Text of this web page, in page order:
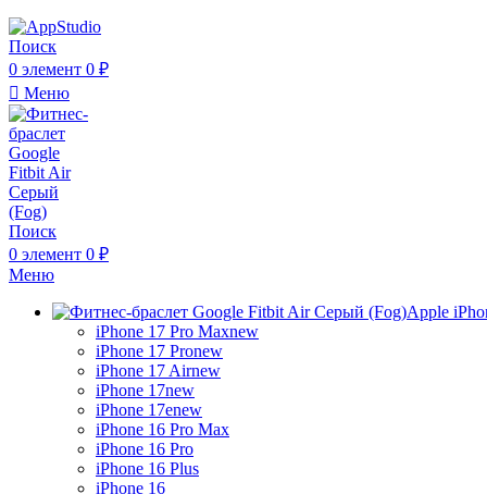
Поиск
0 элемент 0 ₽
Меню
Поиск
0 элемент 0 ₽
Меню
Apple
iPhone 17 Pro Maxnew
iPhone 17 Pronew
iPhone 17 Airnew
iPhone 17new
iPhone 17enew
iPhone 16 Pro Max
iPhone 16 Pro
iPhone 16 Plus
iPhone 16